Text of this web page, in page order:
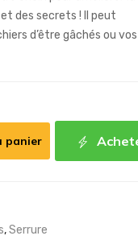
des secrets ! Il peut
d’être gâchés ou vos
panier
,Serrure